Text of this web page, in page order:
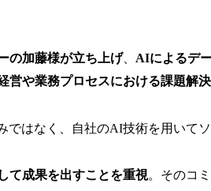
の加藤様が立ち上げ、 AIによるデ
営や業務プロセスにおける課題解決
ではなく、自社のAI技術を用いて
て成果を出すことを重視。そのコ